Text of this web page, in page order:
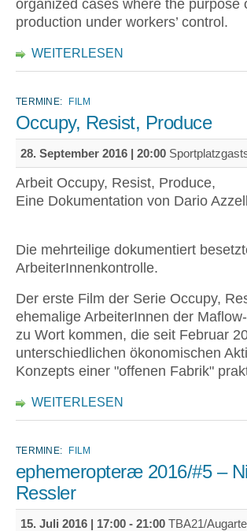
organized cases where the purpose
production under workers’ control.
WEITERLESEN
TERMINE: FILM
Occupy, Resist, Produce
28. September 2016 | 20:00
Arbeit Occupy, Resist, Produce,
Eine Dokumentation von Dario
Die mehrteilige dokumentiert
ArbeiterInnenkontrolle.
Der erste Film der Serie Occupy,
ehemalige ArbeiterInnen der
zu Wort kommen, die seit Februar
unterschiedlichen ökonomischen
Konzepts einer "offenen Fabrik"
WEITERLESEN
TERMINE: FILM
ephemeropteræ 2016/#5 –
Ressler
15. Juli 2016 | 17:00 - 21:00 TBA21/